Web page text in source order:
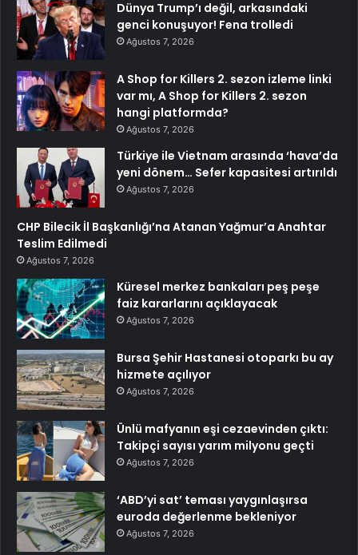
Dünya Trump’ı değil, arkasındaki
genci konuşuyor! Fena trolledi
Ağustos 7, 2026
A Shop for Killers 2. sezon izleme linki
var mı, A Shop for Killers 2. sezon
hangi platformda?
Ağustos 7, 2026
Türkiye ile Vietnam arasında ‘hava’da
yeni dönem… Sefer kapasitesi artırıldı
Ağustos 7, 2026
CHP Bilecik İl Başkanlığı’na Atanan Yağmur’a Anahtar
Teslim Edilmedi
Ağustos 7, 2026
Küresel merkez bankaları peş peşe
faiz kararlarını açıklayacak
Ağustos 7, 2026
Bursa Şehir Hastanesi otoparkı bu ay
hizmete açılıyor
Ağustos 7, 2026
Ünlü mafyanın eşi cezaevinden çıktı:
Takipçi sayısı yarım milyonu geçti
Ağustos 7, 2026
‘ABD’yi sat’ teması yaygınlaşırsa
euroda değerlenme bekleniyor
Ağustos 7, 2026